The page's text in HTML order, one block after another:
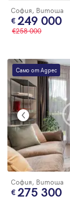
София, Витоша
249 000
258 000
Само от Адрес
София, Витоша
275 300